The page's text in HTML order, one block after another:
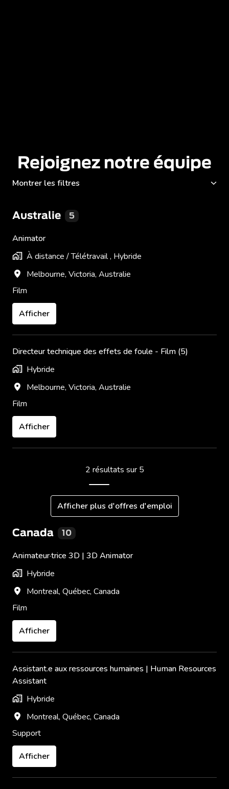
Rejoignez notre équipe
Montrer les filtres
Australie 5
Animator
À distance / Télétravail , Hybride
Melbourne, Victoria, Australie
Film
Afficher
Directeur technique des effets de foule - Film (5)
Hybride
Melbourne, Victoria, Australie
Film
Afficher
2 résultats sur 5
Afficher plus d'offres d'emploi
Canada 10
Animateur·trice 3D | 3D Animator
Hybride
Montreal, Québec, Canada
Film
Afficher
Assistant.e aux ressources humaines | Human Resources
Assistant
Hybride
Montreal, Québec, Canada
Support
Afficher